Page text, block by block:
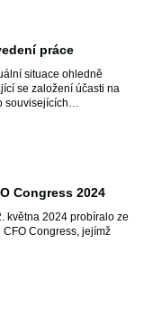
práce
situace ohledně
se založení účasti na
souvisejících…
Congress 2024
května 2024 probíralo ze
Congress, jejímž